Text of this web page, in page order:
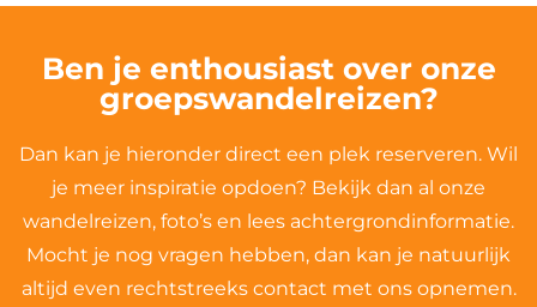
Ben je enthousiast over onze
groepswandelreizen?
Dan kan je hieronder direct een plek reserveren. Wil
je meer inspiratie opdoen? Bekijk dan al onze
wandelreizen, foto’s en lees achtergrondinformatie.
Mocht je nog vragen hebben, dan kan je natuurlijk
altijd even rechtstreeks contact met ons opnemen.